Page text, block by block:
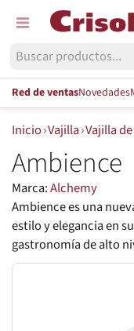
Red de ventasNovedades
Inicio›Vajilla›Vajilla
Ambience
Marca:Alchemy
Ambience es una
estilo y elegancia en
gastronomía de alto